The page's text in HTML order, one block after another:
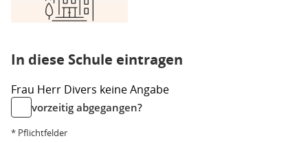
In diese Schule eintragen
Frau Herr Divers keine Angabe
vorzeitig abgegangen?
* Pflichtfelder